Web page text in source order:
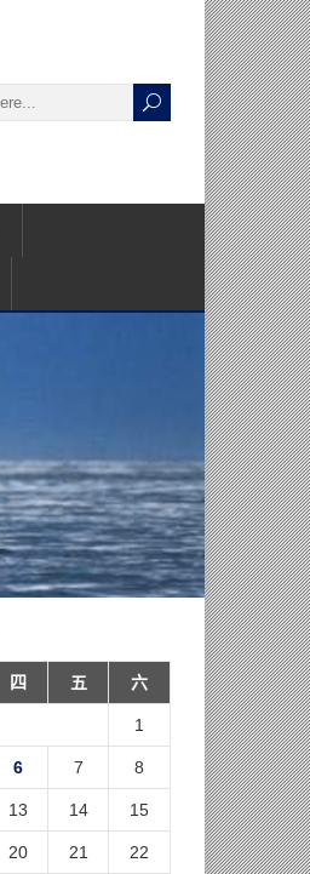
四 五 六
1
6 7 8
13 14 15
20 21 22